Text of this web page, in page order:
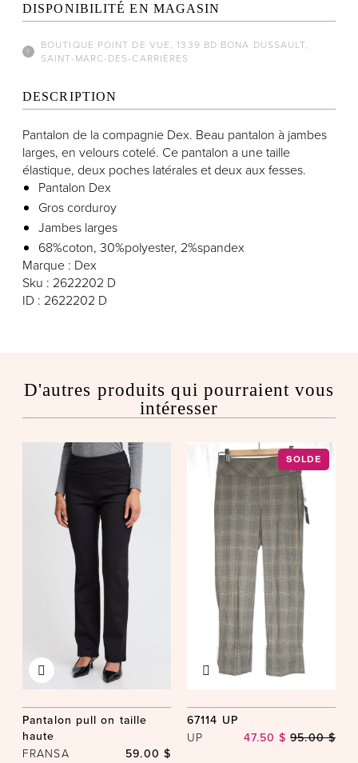
DISPONIBILITÉ EN MAGASIN
BOUTIQUE POINT DE VUE, 1339 BD BONA DUSSAULT,
SAINT-MARC-DES-CARRIÈRES
DESCRIPTION
Pantalon de la compagnie Dex. Beau pantalon à jambes
larges, en velours cotelé. Ce pantalon a une taille
élastique, deux poches latérales et deux aux fesses.
Pantalon Dex
Gros corduroy
Jambes larges
68%coton, 30%polyester, 2%spandex
Marque : Dex
Sku : 2622202 D
ID : 2622202 D
D'autres produits qui pourraient vous
intéresser
Pantalon pull on taille
haute
FRANSA 59.00 $
SOLDE
67114 UP
UP 47.50 $ 95.00 $